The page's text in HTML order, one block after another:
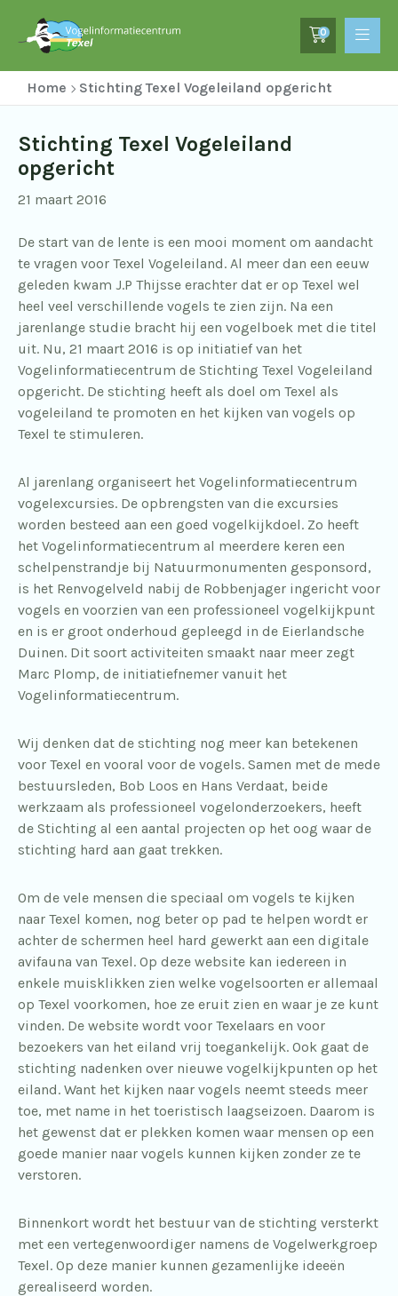
0
Home Stichting Texel Vogeleiland opgericht
Stichting Texel Vogeleiland
opgericht
21 maart 2016
De start van de lente is een mooi moment om aandacht
te vragen voor Texel Vogeleiland. Al meer dan een eeuw
geleden kwam J.P Thijsse erachter dat er op Texel wel
heel veel verschillende vogels te zien zijn. Na een
jarenlange studie bracht hij een vogelboek met die titel
uit. Nu, 21 maart 2016 is op initiatief van het
Vogelinformatiecentrum de Stichting Texel Vogeleiland
opgericht. De stichting heeft als doel om Texel als
vogeleiland te promoten en het kijken van vogels op
Texel te stimuleren.
Al jarenlang organiseert het Vogelinformatiecentrum
vogelexcursies. De opbrengsten van die excursies
worden besteed aan een goed vogelkijkdoel. Zo heeft
het Vogelinformatiecentrum al meerdere keren een
schelpenstrandje bij Natuurmonumenten gesponsord,
is het Renvogelveld nabij de Robbenjager ingericht voor
vogels en voorzien van een professioneel vogelkijkpunt
en is er groot onderhoud gepleegd in de Eierlandsche
Duinen. Dit soort activiteiten smaakt naar meer zegt
Marc Plomp, de initiatiefnemer vanuit het
Vogelinformatiecentrum.
Wij denken dat de stichting nog meer kan betekenen
voor Texel en vooral voor de vogels. Samen met de mede
bestuursleden, Bob Loos en Hans Verdaat, beide
werkzaam als professioneel vogelonderzoekers, heeft
de Stichting al een aantal projecten op het oog waar de
stichting hard aan gaat trekken.
Om de vele mensen die speciaal om vogels te kijken
naar Texel komen, nog beter op pad te helpen wordt er
achter de schermen heel hard gewerkt aan een digitale
avifauna van Texel. Op deze website kan iedereen in
enkele muisklikken zien welke vogelsoorten er allemaal
op Texel voorkomen, hoe ze eruit zien en waar je ze kunt
vinden. De website wordt voor Texelaars en voor
bezoekers van het eiland vrij toegankelijk. Ook gaat de
stichting nadenken over nieuwe vogelkijkpunten op het
eiland. Want het kijken naar vogels neemt steeds meer
toe, met name in het toeristisch laagseizoen. Daarom is
het gewenst dat er plekken komen waar mensen op een
goede manier naar vogels kunnen kijken zonder ze te
verstoren.
Binnenkort wordt het bestuur van de stichting versterkt
met een vertegenwoordiger namens de Vogelwerkgroep
Texel. Op deze manier kunnen gezamenlijke ideeën
gerealiseerd worden.